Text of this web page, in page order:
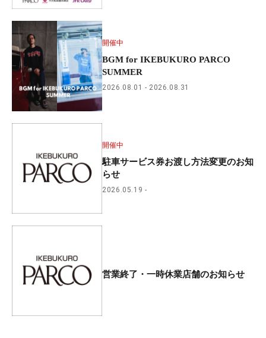
開催中
BGM for IKEBUKURO PARCO
SUMMER
2026.08.01 2026.08.31
開催中
駐車サービス券お渡し方法変更のお知
らせ
2026.05.19
営業終了・一時休業店舗のお知らせ